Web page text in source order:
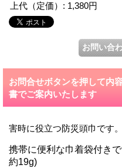
上代（定価） : 1,380円
お問合せボタンを押して内
書でご案内いたします
害時に役立つ防災頭巾です
携帯に便利な巾着袋付き
約19g)